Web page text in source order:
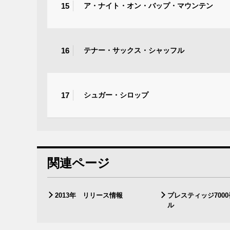
15 ア・ナイト・オン・バップ・マウンテン
16 テナー・サックス・シャッフル
17 シュガー・シロップ
関連ページ
2013年 リリース情報
プレスティッジ
ル